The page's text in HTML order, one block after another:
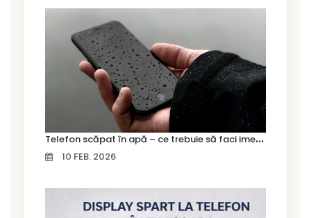
T
elefon scăpat în apă – ce trebuie să faci imediat și ce greșeli să eviți
10 FEB. 2026